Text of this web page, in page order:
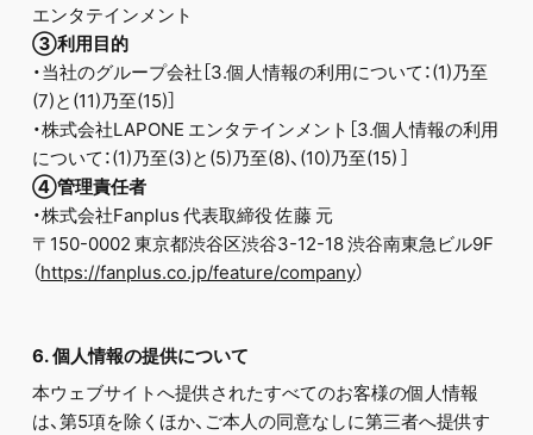
エンタテインメント
③利用目的
・当社のグループ会社［3.個人情報の利用について：(1)乃至
(7)と(11)乃至(15)］
・株式会社LAPONE エンタテインメント［3.個人情報の利用
について：(1)乃至(3)と(5)乃至(8)、(10)乃至(15) ］
④管理責任者
・株式会社Fanplus 代表取締役 佐藤 元
〒150-0002 東京都渋谷区渋谷3-12-18 渋谷南東急ビル9F
（https://fanplus.co.jp/feature/company）
6. 個人情報の提供について
本ウェブサイトへ提供されたすべてのお客様の個人情報
は、第5項を除くほか、ご本人の同意なしに第三者へ提供す